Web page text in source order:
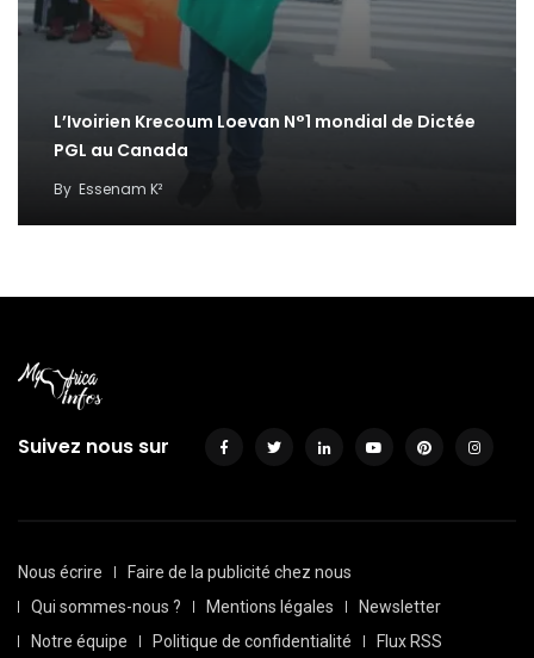
L’Ivoirien Krecoum Loevan N°1 mondial de Dictée
PGL au Canada
By Essenam K²
Suivez nous sur
Nous écrire
Faire de la publicité chez nous
Qui sommes-nous ?
Mentions légales
Newsletter
Notre équipe
Politique de confidentialité Flux RSS